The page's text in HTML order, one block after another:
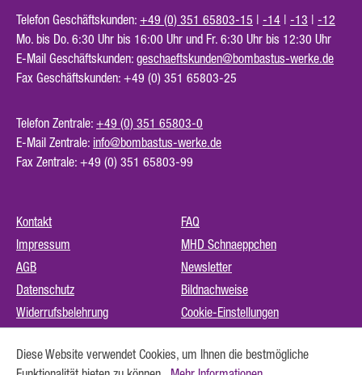
Telefon Geschäftskunden: +49 (0) 351 65803-15 | -14 | -13 | -12
Mo. bis Do. 6:30 Uhr bis 16:00 Uhr und Fr. 6:30 Uhr bis 12:30 Uhr
E-Mail Geschäftskunden: geschaeftskunden@bombastus-werke.de
Fax Geschäftskunden: +49 (0) 351 65803-25
Telefon Zentrale: +49 (0) 351 65803-0
E-Mail Zentrale: info@bombastus-werke.de
Fax Zentrale: +49 (0) 351 65803-99
Kontakt
Impressum
AGB
Datenschutz
Widerrufsbelehrung
FAQ
MHD Schnaeppchen
Newsletter
Bildnachweise
Cookie-Einstellungen
Barrierefreiheit
Diese Website verwendet Cookies, um Ihnen die bestmögliche